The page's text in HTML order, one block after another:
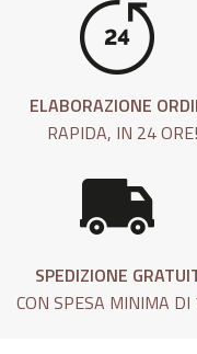
ELABORAZIONE
RAPIDA, IN 24 ORE!
SPEDIZIONE
CON SPESA MINIMA